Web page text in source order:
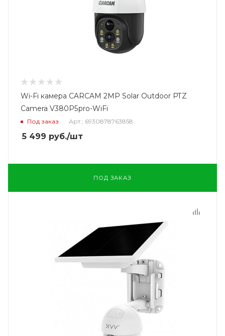
Wi-Fi камера CARCAM 2MP Solar Outdoor PTZ
Camera V380P5pro-WiFi
Под заказ Арт.: 6930878763858
5 499 руб./шт
ПОД ЗАКАЗ